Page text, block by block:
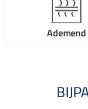
Ademend